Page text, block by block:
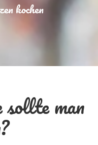
kochen
sollte man